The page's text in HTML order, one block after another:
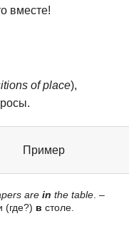
вместе!
of place),
Пример
are in the table . –
(где?) в столе.